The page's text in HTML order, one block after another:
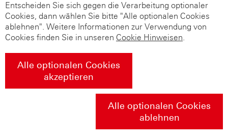
Entscheiden Sie sich gegen die Verarbeitung optionaler
Cookies, dann wählen Sie bitte "Alle optionalen Cookies
ablehnen". Weitere Informationen zur Verwendung von
Cookies finden Sie in unseren Cookie Hinweisen.
Alle optionalen Cookies
akzeptieren
Alle optionalen Cookies
ablehnen